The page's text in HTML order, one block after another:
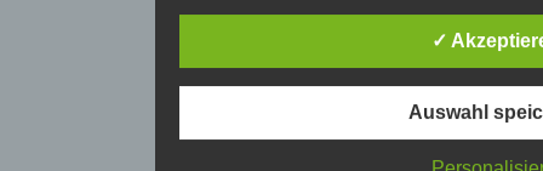
ausgeführte Vorgang oder jede
Zusammenhang mit
das Erfassen, die Organisation,
Anpassung oder Veränderung, das
Verwendung, die Offenlegung
eine andere Form der
Verknüpfung, die Einschränkung,
✓
Auswahl